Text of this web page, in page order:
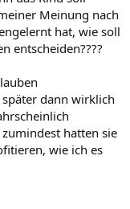
Meinung nach
hat, wie soll
entscheiden????
dann wirklich
hatten sie
wie ich es